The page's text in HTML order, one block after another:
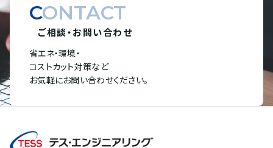
CONTACT
ご相談・お問い合わせ
省エネ・環境・
コストカット対策など
お気軽にお問い合わせください。